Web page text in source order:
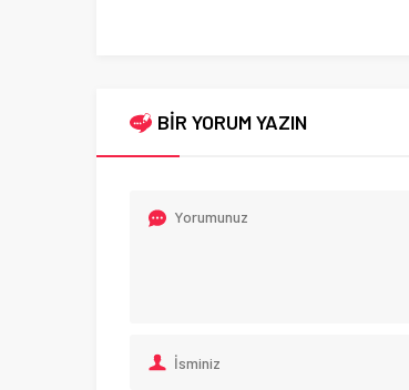
BİR YORUM YAZIN